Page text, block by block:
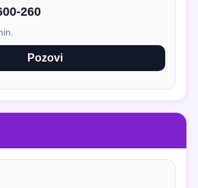
260
Pozovi